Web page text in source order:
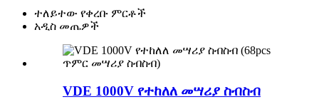
ተለይተው የቀረቡ ምርቶች
አዲስ መጤዎች
VDE 1000V የተከለለ መሣሪያ ስብስብ